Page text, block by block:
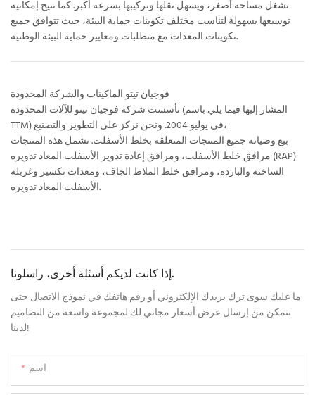
تشغل مساحة أصغر، ويسهل نقلها وتركيبها بسرعة أكبر. كما تتيح إمكانية
توسيعها بسهولة لتناسب مختلف تكوينات حماية البيئة، حيث تتوافق جميع
تكوينات المعدات مع متطلبات ومعايير حماية البيئة الوطنية.
فوجيان تيتو الماكينات والشركة المحدودة
تأسست شركة فوجيان تيتو للآلات المحدودة (المشار إليها فيما يلي باسم
TTM) في يوليو 2004. ونحن نركز على التطوير والتصنيع،
بيع وصيانة جميع المنتجات المتعلقة بخلط الأسفلت. تشمل هذه المنتجات
مرافق خلط الأسفلت، ومرافق إعادة تدوير الأسفلت المعاد تدويره (RAP)
الساخنة والباردة، ومرافق خلط الملاط الجاف، ومعدات تكسير وغربلة
الأسفلت المعاد تدويره.
إذا كانت لديكم أسئلة أخرى، راسلونا.
ما عليك سوى ترك بريدك الإلكتروني أو رقم هاتفك في نموذج الاتصال حتى
نتمكن من إرسال عرض أسعار مجاني لك لمجموعة واسعة من التصاميم
لدينا!
اسم